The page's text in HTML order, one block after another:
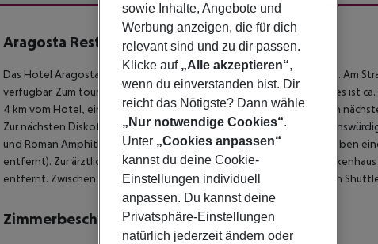
Aragosta Restaurand-Hotel
4
Das Hotel Aragosta Hotel liegt direkt am privaten Sandstrand Currila. Am
verfügbar. Zum touristischen Zentrum sind es ca. 5 km. Die Stadt Durres ist
4 km vom Hotel, ein Supermarkt ist nach ca. 20 m zu erreichen. Zu den
Zur nächsten Diskothek gelangt man nach rund 1 km. Folgende
und Roman Amphitheatre (ca. 1 km). Für Mobilität im Urlaub sorgen neben
entfernt). Zur ärztlichen Versorgung im Notfall befindet sich ein
entfernt. Zwischen Hotel und Flughafen verkehrt (gegen Gebühr) ein
Zimmerbeschreibung
sowie Inhalte, Angebote und
Werbung anzeigen, die für dich
relevant sind und zu dir passen.
Klicke auf „Alle akzeptieren“,
wenn du einverstanden bist. Dir
reicht das Nötigste? Dann wähle
„Nur notwendige Cookies“.
Unter „Cookies anpassen“
kannst du deine Cookie-
Einstellungen individuell
anpassen. Du kannst deine
Privatsphäre-Einstellungen
natürlich jederzeit ändern oder